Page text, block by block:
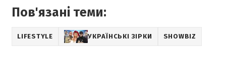
Пов'язані теми:
LIFESTYLE УКРАЇНСЬКІ ЗІРКИ SHOWBIZ